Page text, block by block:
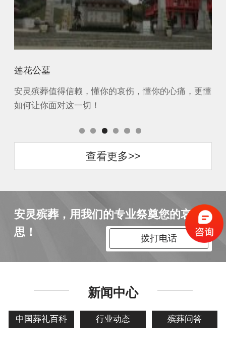
懂
长松寺公墓
安灵殡葬值得信赖，懂你的哀伤，懂你的心痛，更懂
如何让你面对这一切！
查看更多>>
安灵殡葬，用我们的专业祭奠您的哀
思！
拨打电话
新闻中心
中国葬礼百科 行业动态 殡葬问答